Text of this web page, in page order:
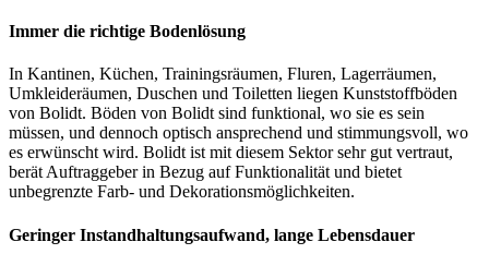
Immer die richtige Bodenlösung
In Kantinen, Küchen, Trainingsräumen, Fluren, Lagerräumen,
Umkleideräumen, Duschen und Toiletten liegen Kunststoffböden
von Bolidt. Böden von Bolidt sind funktional, wo sie es sein
müssen, und dennoch optisch ansprechend und stimmungsvoll, wo
es erwünscht wird. Bolidt ist mit diesem Sektor sehr gut vertraut,
berät Auftraggeber in Bezug auf Funktionalität und bietet
unbegrenzte Farb- und Dekorationsmöglichkeiten.
Geringer Instandhaltungsaufwand, lange Lebensdauer